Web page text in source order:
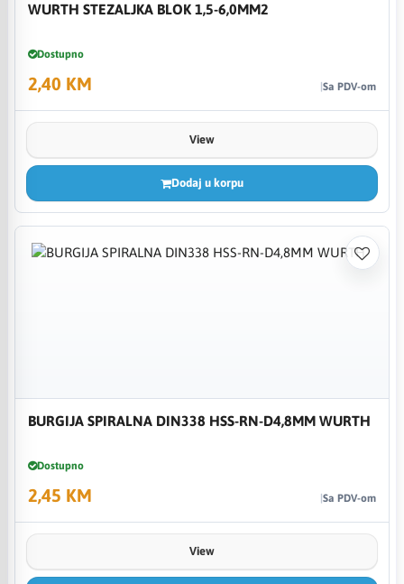
WURTH STEZALJKA BLOK 1,5-6,0MM2
Dostupno
2,40 KM Sa PDV-om
View
Dodaj u korpu
BURGIJA SPIRALNA DIN338 HSS-RN-D4,8MM WURTH
Dostupno
2,45 KM Sa PDV-om
View